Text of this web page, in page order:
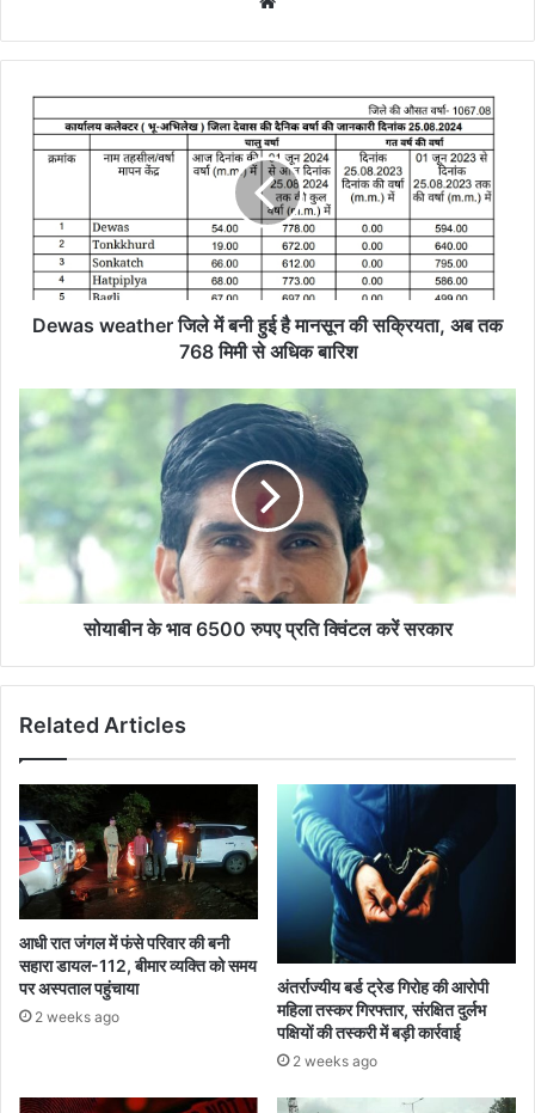
Dewas
weather
जिले
मानसून
की
सक्रियता,
मिमी
से
अधिक
बारिश
Dewas weather जिले में बनी हुई है मानसून की सक्रियता, अब तक
768 मिमी से अधिक बारिश
के
भाव
6500
रुपए
करें
सरकार
सोयाबीन के भाव 6500 रुपए प्रति क्विंटल करें सरकार
Related Articles
आधी रात जंगल में फंसे परिवार की बनी
सहारा डायल-112, बीमार व्यक्ति को समय
पर अस्पताल पहुंचाया
2 weeks ago
अंतर्राज्यीय बर्ड ट्रेड गिरोह की आरोपी
महिला तस्कर गिरफ्तार, संरक्षित दुर्लभ
पक्षियों की तस्करी में बड़ी कार्रवाई
2 weeks ago